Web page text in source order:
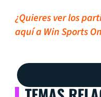
¿Quieres ver los
aquí a Win Sports